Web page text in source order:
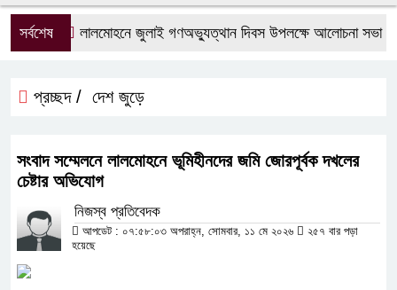
সর্বশেষ লালমোহনে জুলাই গণঅভ্যুত্থান দিবস উপলক্ষে আলোচনা সভা
প্রচ্ছদ / দেশ জুড়ে
সংবাদ সম্মেলনে লালমোহনে ভূমিহীনদের জমি জোরপূর্বক দখলের
চেষ্টার অভিযোগ
নিজস্ব প্রতিবেদক
আপডেট : ০৭:৫৮:০৩ অপরাহ্ন, সোমবার, ১১ মে ২০২৬
২৫৭ বার পড়া
হয়েছে